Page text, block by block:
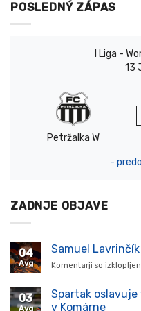
POSLEDNÝ ZÁPAS
I Liga -
13
Petržalka W
-
ZADNJE OBJAVE
04
Avg
Samuel
Komentarji so
03
Avg
Spartak
v Komárne